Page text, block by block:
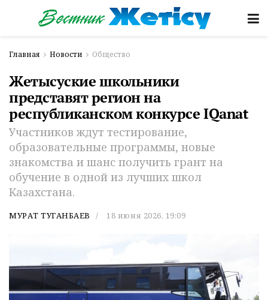
Главная Новости Общество
Жетысуские школьники
представят регион на
республиканском конкурсе IQanat
Участников ждут тестирование,
образовательные программы, новые
знакомства и шанс получить грант на
обучение в одной из лучших школ
Казахстана.
МУРАТ ТУГАНБАЕВ 18 июня 2026, 19:09